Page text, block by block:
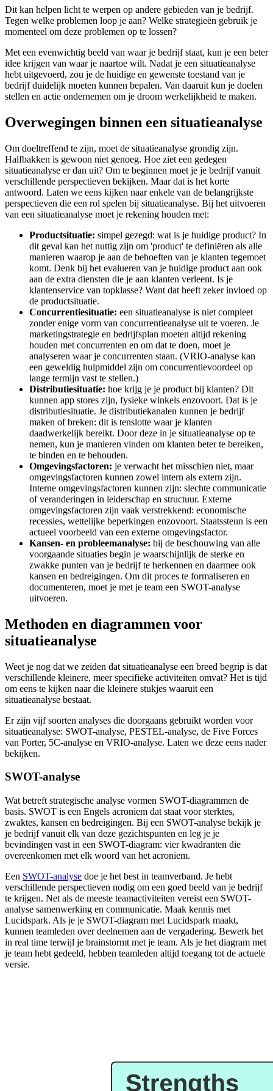
Dit kan helpen licht te werpen op andere gebieden van je bedrijf.
Tegen welke problemen loop je aan? Welke strategieën gebruik je
momenteel om deze problemen op te lossen?
Met een evenwichtig beeld van waar je bedrijf staat, kun je een beter
idee krijgen van waar je naartoe wilt. Nadat je een situatieanalyse
hebt uitgevoerd, zou je de huidige en gewenste toestand van je
bedrijf duidelijk moeten kunnen bepalen. Van daaruit kun je doelen
stellen en actie ondernemen om je droom werkelijkheid te maken.
Overwegingen binnen een situatieanalyse
Om doeltreffend te zijn, moet de situatieanalyse grondig zijn.
Halfbakken is gewoon niet genoeg. Hoe ziet een gedegen
situatieanalyse er dan uit? Om te beginnen moet je je bedrijf vanuit
verschillende perspectieven bekijken. Maar dat is het korte
antwoord. Laten we eens kijken naar enkele van de belangrijkste
perspectieven die een rol spelen bij situatieanalyse. Bij het uitvoeren
van een situatieanalyse moet je rekening houden met:
Productsituatie: simpel gezegd: wat is je huidige product? In
dit geval kan het nuttig zijn om 'product' te definiëren als alle
manieren waarop je aan de behoeften van je klanten tegemoet
komt. Denk bij het evalueren van je huidige product aan ook
aan de extra diensten die je aan klanten verleent. Is je
klantenservice van topklasse? Want dat heeft zeker invloed op
de productsituatie.
Concurrentiesituatie: een situatieanalyse is niet compleet
zonder enige vorm van concurrentieanalyse uit te voeren. Je
marketingstrategie en bedrijfsplan moeten altijd rekening
houden met concurrenten en om dat te doen, moet je
analyseren waar je concurrenten staan. (VRIO-analyse kan
een geweldig hulpmiddel zijn om concurrentievoordeel op
lange termijn vast te stellen.)
Distributiesituatie: hoe krijg je je product bij klanten? Dit
kunnen app stores zijn, fysieke winkels enzovoort. Dat is je
distributiesituatie. Je distributiekanalen kunnen je bedrijf
maken of breken: dit is tenslotte waar je klanten
daadwerkelijk bereikt. Door deze in je situatieanalyse op te
nemen, kun je manieren vinden om klanten beter te bereiken,
te binden en te behouden.
Omgevingsfactoren: je verwacht het misschien niet, maar
omgevingsfactoren kunnen zowel intern als extern zijn.
Interne omgevingsfactoren kunnen zijn: slechte communicatie
of veranderingen in leiderschap en structuur. Externe
omgevingsfactoren zijn vaak verstrekkend: economische
recessies, wettelijke beperkingen enzovoort. Staatssteun is een
actueel voorbeeld van een externe omgevingsfactor.
Kansen- en probleemanalyse: bij de beschouwing van alle
voorgaande situaties begin je waarschijnlijk de sterke en
zwakke punten van je bedrijf te herkennen en daarmee ook
kansen en bedreigingen. Om dit proces te formaliseren en
documenteren, moet je met je team een SWOT-analyse
uitvoeren.
Methoden en diagrammen voor
situatieanalyse
Weet je nog dat we zeiden dat situatieanalyse een breed begrip is dat
verschillende kleinere, meer specifieke activiteiten omvat? Het is tijd
om eens te kijken naar die kleinere stukjes waaruit een
situatieanalyse bestaat.
Er zijn vijf soorten analyses die doorgaans gebruikt worden voor
situatieanalyse: SWOT-analyse, PESTEL-analyse, de Five Forces
van Porter, 5C-analyse en VRIO-analyse. Laten we deze eens nader
bekijken.
SWOT-analyse
Wat betreft strategische analyse vormen SWOT-diagrammen de
basis. SWOT is een Engels acroniem dat staat voor sterktes,
zwaktes, kansen en bedreigingen. Bij een SWOT-analyse bekijk je
je bedrijf vanuit elk van deze gezichtspunten en leg je je
bevindingen vast in een SWOT-diagram: vier kwadranten die
overeenkomen met elk woord van het acroniem.
Een SWOT-analyse doe je het best in teamverband. Je hebt
verschillende perspectieven nodig om een goed beeld van je bedrijf
te krijgen. Net als de meeste teamactiviteiten vereist een SWOT-
analyse samenwerking en communicatie. Maak kennis met
Lucidspark. Als je je SWOT-diagram met Lucidspark maakt,
kunnen teamleden over deelnemen aan de vergadering. Bewerk het
in real time terwijl je brainstormt met je team. Als je het diagram met
je team hebt gedeeld, hebben teamleden altijd toegang tot de actuele
versie.